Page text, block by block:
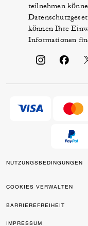
teilnehmen
können Ihre
Informationen
NUTZUNGSBEDINGUNGEN
COOKIES VERWALTEN
BARRIEREFREIHEIT
IMPRESSUM